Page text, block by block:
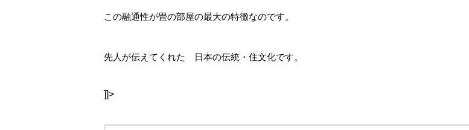
この融通性が畳の部屋の最大の特徴なのです。
先人が伝えてくれた 日本の伝統・住文化です。
]]>